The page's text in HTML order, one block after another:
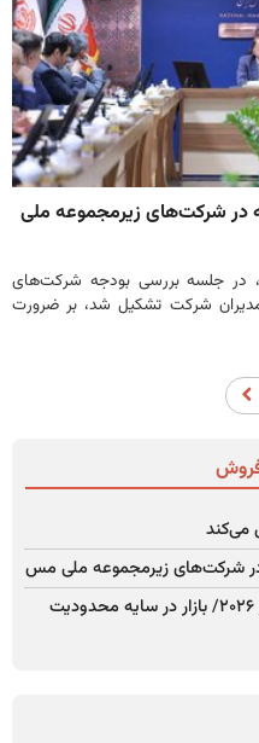
در شرکت‌های زیرمجموعه ملی
در جلسه بررسی بودجه شرکت‌های
شرکت تشکیل شد، بر ضرورت
فروش
می‌کند
شرکت‌های زیرمجموعه ملی مس
کاهش چشم‌انداز تولید جهانی مس در ۲۰۲۶/ بازار در سایه محدودیت